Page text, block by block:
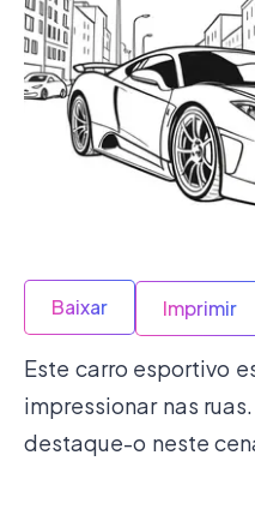
Baixar Imprimir
Este carro esportivo
impressionar nas
destaque-o neste